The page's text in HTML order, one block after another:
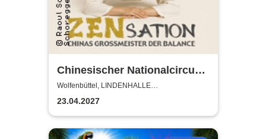
Chinesischer Nationalcircus -
ZENsation - Chinas
Grossmeister der Balance
Wolfenbüttel, LINDENHALLE
WOLFENBÜTTEL
23.04.2027